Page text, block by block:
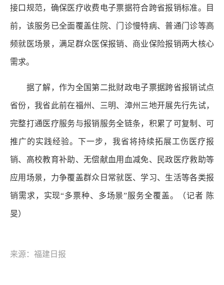
接口规范，确保医疗收费电子票据符合跨省报销标准。目
前，该服务已全面覆盖住院、门诊慢特病、普通门诊等高
频就医场景，满足群众医保报销、商业保险报销两大核心
需求。
据了解，作为全国第二批财政电子票据跨省报销试点
省份，我省此前在福州、三明、漳州三地开展先行先试，
完整打通医疗服务与报销服务全链条，积累了可复制、可
推广的实践经验。下一步，我省将持续拓展工伤医疗报
销、高校教育补助、无偿献血用血减免、民政医疗救助等
应用场景，力争覆盖群众日常就医、学习、生活等各类报
销需求，实现“多票种、多场景”服务全覆盖。 （记者 陈
旻）
来源：福建日报